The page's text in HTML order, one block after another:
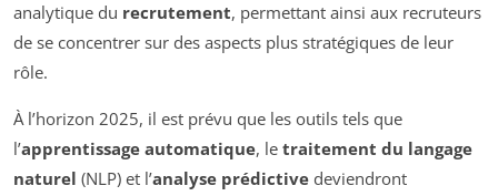
analytique du recrutement, permettant ainsi aux recruteurs
de se concentrer sur des aspects plus stratégiques de leur
rôle.
À l’horizon 2025, il est prévu que les outils tels que
l’apprentissage automatique, le traitement du langage
naturel (NLP) et l’analyse prédictive deviendront